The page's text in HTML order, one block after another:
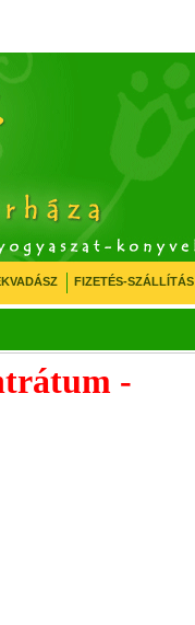
FIZETÉS-SZÁLLÍTÁS
-